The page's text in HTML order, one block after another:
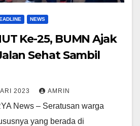
NEWS
Ke-25, BUMN Ajak
Sehat Sambil
2023 AMRIN
News – Seratusan warga
yang berada di